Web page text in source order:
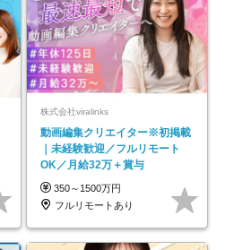
株式会社viralinks
動画編集クリエイター※初掲載
｜未経験歓迎／フルリモート
OK／月給32万＋賞与
350～1500万円
フルリモートあり